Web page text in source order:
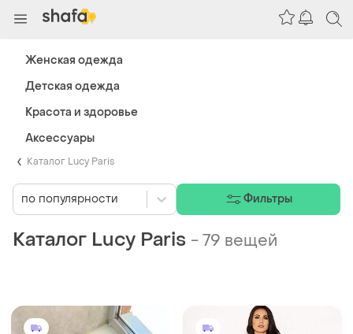
Каталог Lucy Paris
Каталог Lucy Paris -79 вещей
по популярности Фильтры
Женская одежда
Детская одежда
Красота и здоровье
Аксессуары